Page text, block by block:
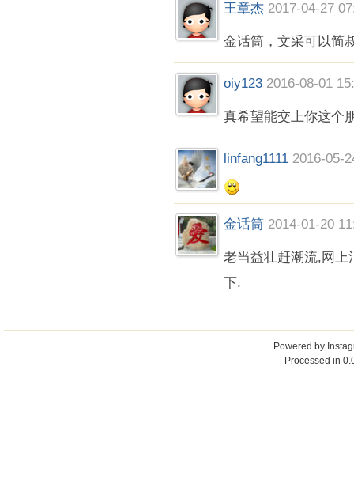
王章杰 2017-04-27
金话筒，文采可以简
oiy123 2016-08-01
真希望能交上你这个
linfang1111 2016-05-
金话筒 2014-01-20
老当益壮赶潮流,网上
下.
Powered by
Processed in